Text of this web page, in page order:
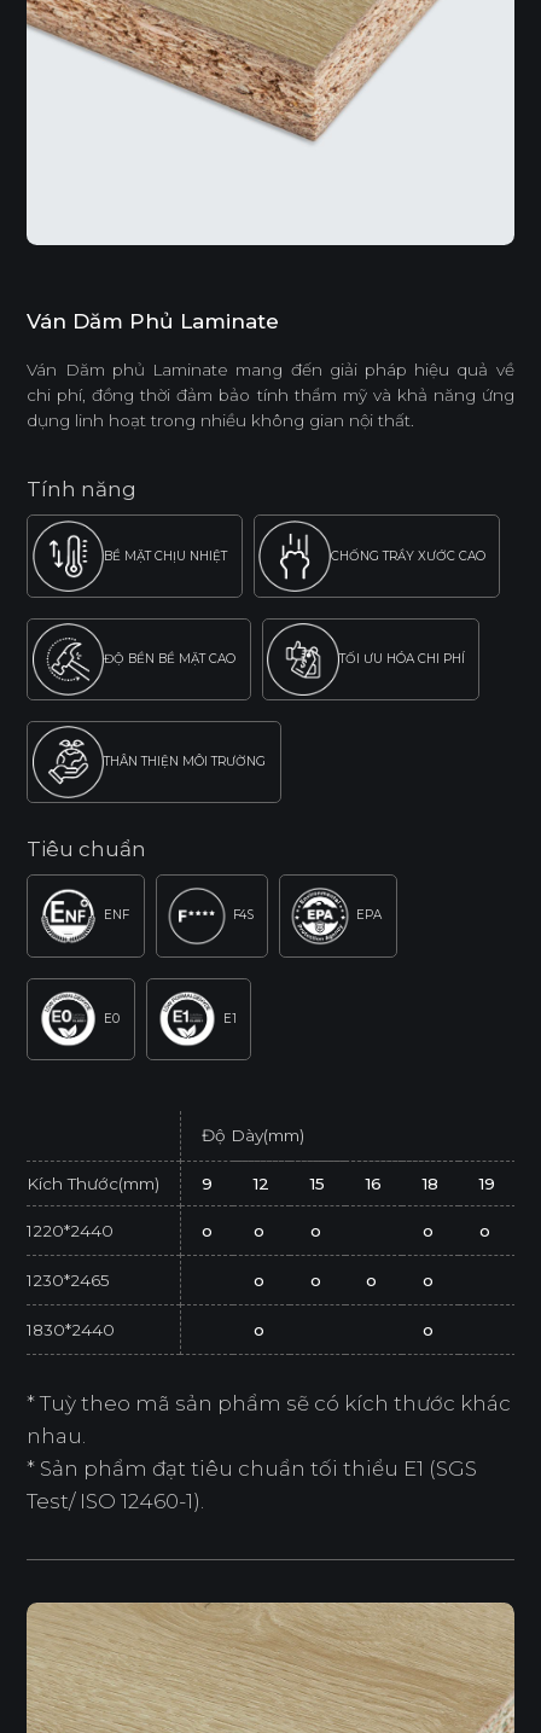
Ván Dăm Phủ Laminate
Ván Dăm phủ Laminate mang đến giải pháp hiệu quả về
chi phí, đồng thời đảm bảo tính thẩm mỹ và khả năng ứng
dụng linh hoạt trong nhiều không gian nội thất.
Tính năng
BỀ MẶT CHỊU NHIỆT CHỐNG TRẦY XƯỚC CAO
ĐỘ BỀN BỀ MẶT CAO TỐI ƯU HÓA CHI PHÍ
THÂN THIỆN MÔI TRƯỜNG
Tiêu chuẩn
ENF F4S EPA
E0 E1
Độ Dày(mm)
Kích Thước(mm) 9 12 15 16 18 19
1220*2440 o o o o o
1230*2465 o o o o
1830*2440 o o
* Tuỳ theo mã sản phẩm sẽ có kích thước khác
nhau.
* Sản phẩm đạt tiêu chuẩn tối thiểu E1 (SGS
Test/ ISO 12460-1).